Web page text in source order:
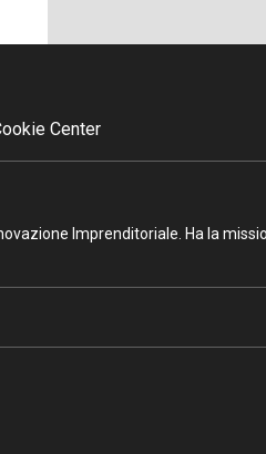
Center
Imprenditoriale. Ha la